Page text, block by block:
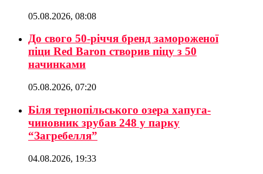
05.08.2026, 08:08
До свого 50-річчя бренд замороженої
піци Red Baron створив піцу з 50
начинками
05.08.2026, 07:20
Біля тернопільського озера хапуга-
чиновник зрубав 248 у парку
“Загребелля”
04.08.2026, 19:33